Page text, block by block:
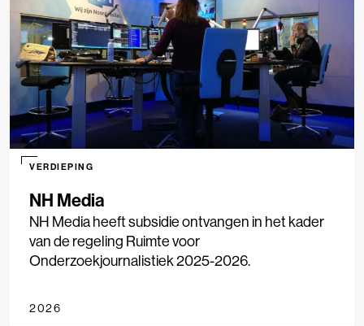
NH Media
VERDIEPING
NH Media heeft subsidie ontvangen in het kader
van de regeling Ruimte voor
Onderzoekjournalistiek 2025-2026.
2026